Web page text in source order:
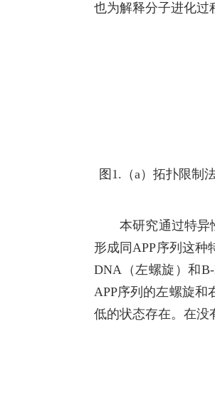
也为解释分子进化过
图1.（a）拓扑限制
本研究通过特异
形成同APP序列这
DNA（左螺旋）和
APP序列的左螺旋和
低的状态存在。在没